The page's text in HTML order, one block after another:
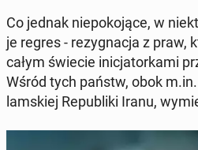
Co jednak nie­po­ko­ją­ce, w
je regres - re­zy­gna­cja z praw,
całym świecie ini­cja­tor­ka­mi
Wśród tych państw, obok
lam­skiej Re­pu­bli­ki Iranu,